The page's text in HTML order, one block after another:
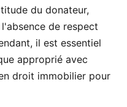
du donateur,
de respect
il est essentiel
approprié avec
droit immobilier pour